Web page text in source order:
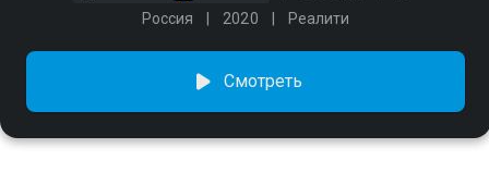
Россия
2020 Реалити
Смотреть